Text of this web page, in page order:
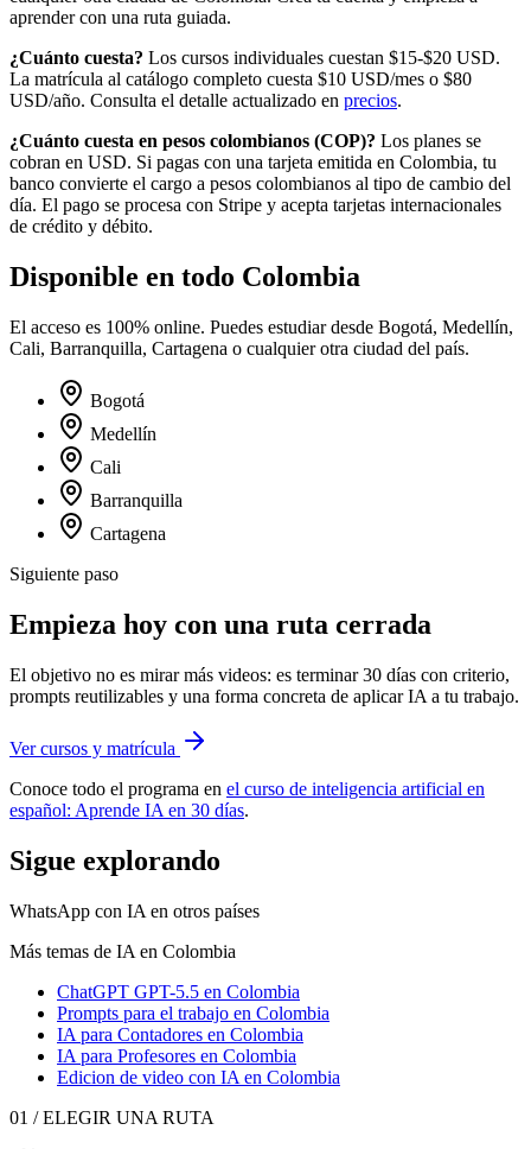
aprender con una ruta guiada.
¿Cuánto cuesta? Los cursos individuales cuestan $15-$20 USD.
La matrícula al catálogo completo cuesta $10 USD/mes o $80
USD/año. Consulta el detalle actualizado en precios.
¿Cuánto cuesta en pesos colombianos (COP)? Los planes se
cobran en USD. Si pagas con una tarjeta emitida en Colombia, tu
banco convierte el cargo a pesos colombianos al tipo de cambio del
día. El pago se procesa con Stripe y acepta tarjetas internacionales
de crédito y débito.
Disponible en todo Colombia
El acceso es 100% online. Puedes estudiar desde Bogotá, Medellín,
Cali, Barranquilla, Cartagena o cualquier otra ciudad del país.
Bogotá
Medellín
Cali
Barranquilla
Cartagena
Siguiente paso
Empieza hoy con una ruta cerrada
El objetivo no es mirar más videos: es terminar 30 días con criterio,
prompts reutilizables y una forma concreta de aplicar IA a tu trabajo.
Ver cursos y matrícula
Conoce todo el programa en el curso de inteligencia artificial en
español: Aprende IA en 30 días.
Sigue explorando
WhatsApp con IA en otros países
Más temas de IA en Colombia
ChatGPT GPT-5.5 en Colombia
Prompts para el trabajo en Colombia
IA para Contadores en Colombia
IA para Profesores en Colombia
Edicion de video con IA en Colombia
01 / ELEGIR UNA RUTA